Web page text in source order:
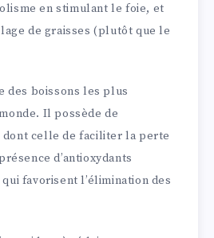
en stimulant le foie, et
de graisses (plutôt que le
des boissons les plus
Il possède de
dont celle de faciliter la perte
d’antioxydants
favorisent l’élimination des